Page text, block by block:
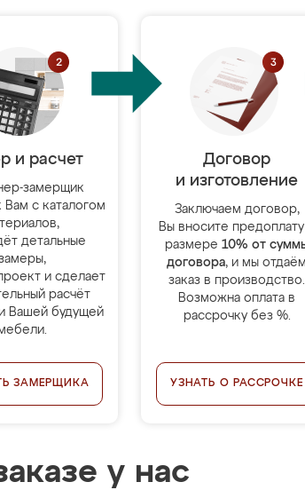
и расчет
замерщик
Вам с каталогом
детальные
и сделает
расчёт
Вашей будущей
ЗАМЕРЩИКА
Договор
и изготовление
Заключаем договор,
Вы вносите
размере 10% от
договора, и мы отдаём
заказ в производство.
Возможна оплата в
рассрочку без %.
УЗНАТЬ О РАССРОЧКЕ
у нас